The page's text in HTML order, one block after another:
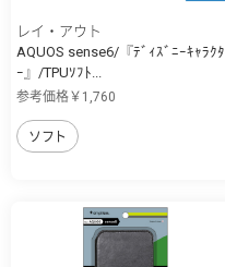
レイ・アウト
AQUOS sense6/『ﾃﾞｨｽﾞﾆｰｷｬﾗｸﾀ
ｰ』/TPUｿﾌﾄ...
参考価格￥1,760
ソフト